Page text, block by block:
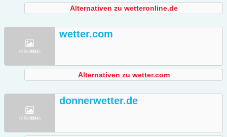
Alternativen zu wetteronline.de
wetter.com
Alternativen zu wetter.com
donnerwetter.de